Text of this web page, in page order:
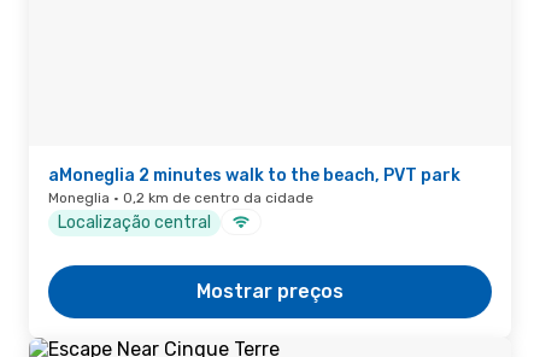
aMoneglia 2 minutes walk to the beach, PVT park
Moneglia · 0,2 km de centro da cidade
Localização central
Mostrar preços